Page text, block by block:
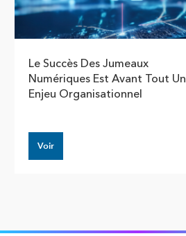
Le Succès Des Jumeaux
Numériques Est Avant Tout Un
Enjeu Organisationnel
Voir